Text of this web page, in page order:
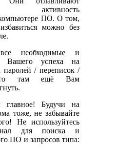
активность
ПО. О том,
можно без
необходимые и
Вашего успеха на
/ переписок /
там ещё Вам
Будучи на
тоже, не забывайте
Не используйтесь
для поиска и
ПО и запросов типа: